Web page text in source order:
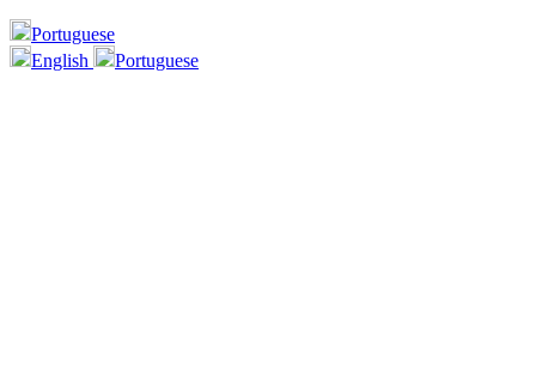
Portuguese
English
Portuguese